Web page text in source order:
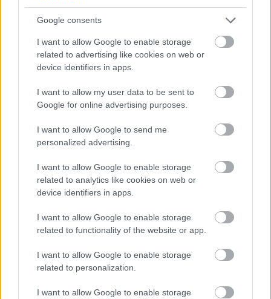
Google consents
I want to allow Google to enable storage
related to advertising like cookies on web or
device identifiers in apps.
I want to allow my user data to be sent to
Google for online advertising purposes.
I want to allow Google to send me
personalized advertising.
I want to allow Google to enable storage
related to analytics like cookies on web or
device identifiers in apps.
I want to allow Google to enable storage
related to functionality of the website or app.
I want to allow Google to enable storage
related to personalization.
I want to allow Google to enable storage
Πέρα από τη Λισαβόνα: 10 μαγευτικοί προορισμοί
Το καλά κρυμμένο μυστικό της Κρήτης: Το φαράγγι
των Αγίων και η μαγευτική παραλία στο Λιβυκό
6 γραφικά χωριά των Κυκλάδων που αξίζει να